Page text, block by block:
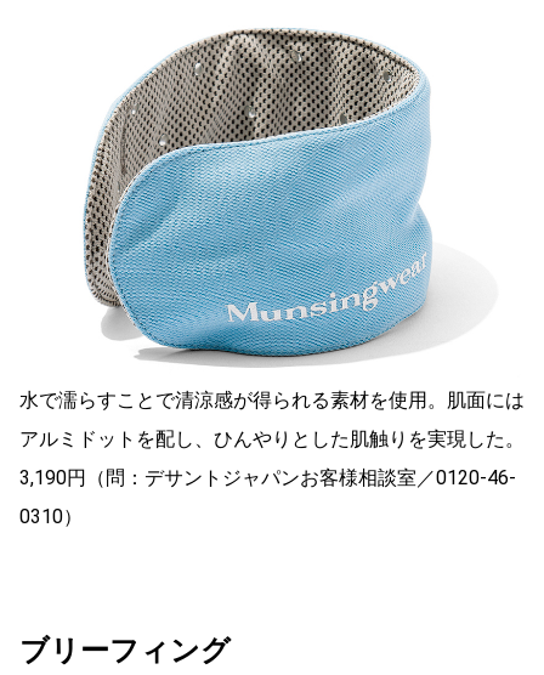
水で濡らすことで清涼感が得られる素材を使用。肌面には
アルミドットを配し、ひんやりとした肌触りを実現した。
3,190円（問：デサントジャパンお客様相談室／0120-46-
0310）
ブリーフィング